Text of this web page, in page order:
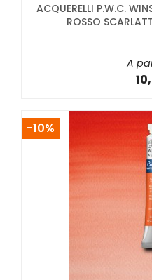
ACQUERELLI P.W.C.
ROSSO
A
-10%